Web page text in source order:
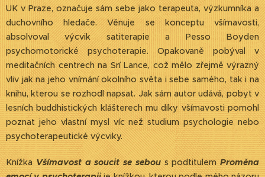
UK v Praze, označuje sám sebe jako terapeuta, výzkumníka a
duchovního hledače. Věnuje se konceptu všímavosti,
absolvoval výcvik satiterapie a Pesso Boyden
psychomotorické psychoterapie. Opakovaně pobýval v
meditačních centrech na Srí Lance, což mělo zřejmě výrazný
vliv jak na jeho vnímání okolního světa i sebe samého, tak i na
knihu, kterou se rozhodl napsat. Jak sám autor udává, pobyt v
lesních buddhistických klášterech mu díky všímavosti pomohl
poznat jeho vlastní mysl víc než studium psychologie nebo
psychoterapeutické výcviky.
Knížka Všímavost a soucit se sebous podtitulemProměna